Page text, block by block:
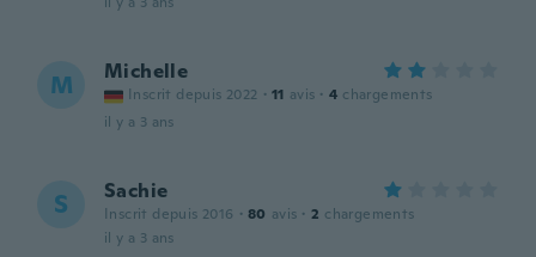
M Michelle
Inscrit depuis 2022 · 11 avis · 4 chargements
il y a 3 ans
S Sachie
Inscrit depuis 2016 · 80 avis · 2 chargements
il y a 3 ans